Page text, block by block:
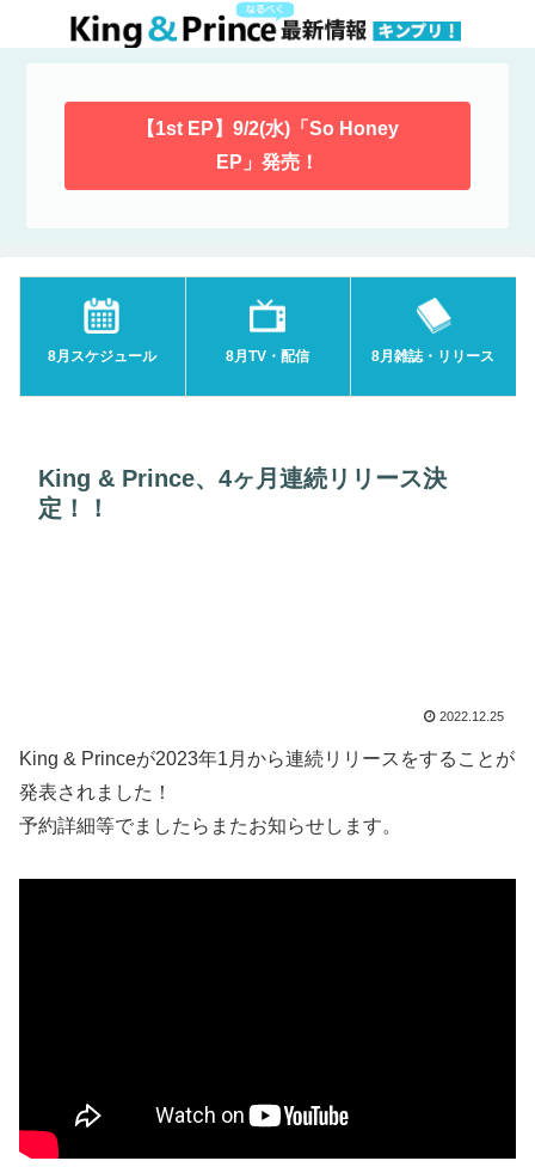
【1st EP】9/2(水)「So Honey
EP」発売！
8月スケジュール 8月TV・配信 8月雑誌・リリース
King & Prince、4ヶ月連続リリース決
定！！
2022.12.25
King & Princeが2023年1月から連続リリースをすることが
発表されました！
予約詳細等でましたらまたお知らせします。